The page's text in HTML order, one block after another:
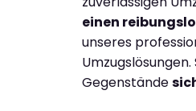
einen
unseres
Gegenstände